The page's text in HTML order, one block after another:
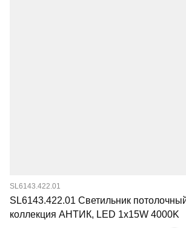
SL6143.422.01
SL6143.422.01 Светильник
коллекция АНТИК, LED 1x15W 4000K